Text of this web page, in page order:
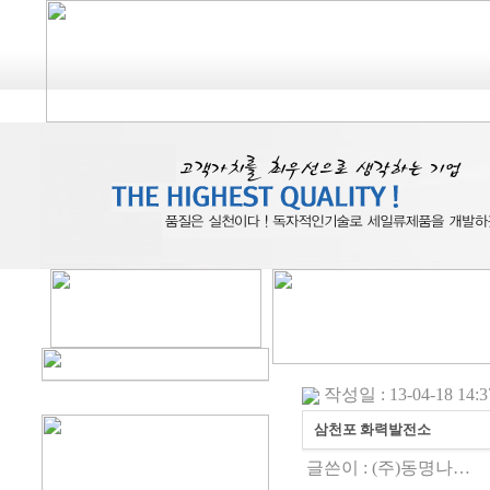
작성일 : 13-04-18
삼천포 화력발전소
글쓴이 : (주)동명나…